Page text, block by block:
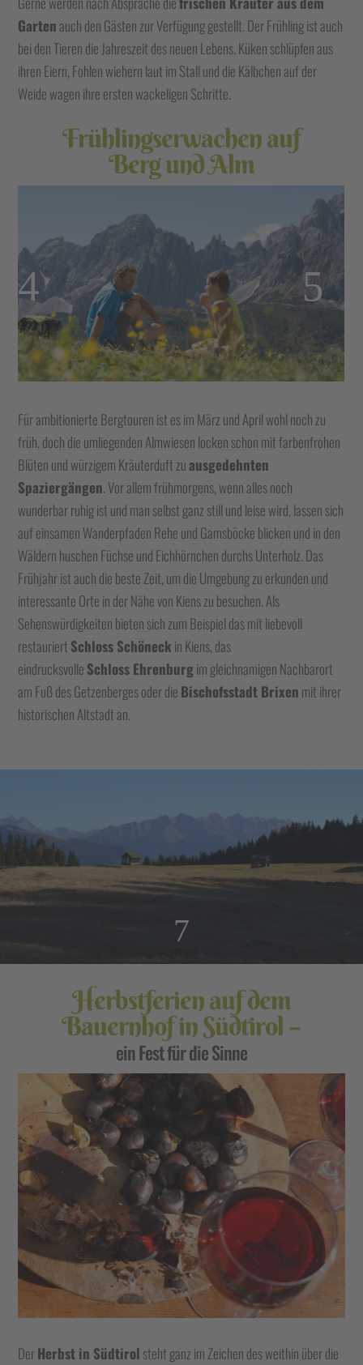
Gartenauch den Gästen zur Verfügung gestellt. Der Frühling ist auch
bei den Tieren die Jahreszeit des neuen Lebens. Küken schlüpfen aus
ihren Eiern, Fohlen wiehern laut im Stall und die Kälbchen auf der
Weide wagen ihre ersten wackeligen Schritte.
Frühlingserwachen auf
Berg und Alm
Für ambitionierte Bergtouren ist es im März und April wohl noch zu
früh, doch die umliegenden Almwiesen locken schon mit farbenfrohen
Blüten und würzigem Kräuterduft zuausgedehnten
Spaziergängen. Vor allem frühmorgens, wenn alles noch
wunderbar ruhig ist und man selbst ganz still und leise wird, lassen sich
auf einsamen Wanderpfaden Rehe und Gamsböcke blicken und in den
Wäldern huschen Füchse und Eichhörnchen durchs Unterholz. Das
Frühjahr ist auch die beste Zeit, um die Umgebung zu erkunden und
interessante Orte in der Nähe von Kiens zu besuchen. Als
Sehenswürdigkeiten bieten sich zum Beispiel das mit liebevoll
restauriert Schloss Schöneck in Kiens, das
eindrucksvolle Schloss Ehrenburgim gleichnamigen Nachbarort
am Fuß des Getzenberges oder die Bischofsstadt Brixen mit ihrer
historischen Altstadt an.
7
Herbstferien auf dem
Bauernhof in Südtirol –
ein Fest für die Sinne
DerHerbst in Südtirol steht ganz im Zeichen des weithin über die